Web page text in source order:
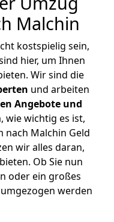
Malchin
kostspielig sein,
hier, um Ihnen
Wir sind die
und arbeiten
Angebote und
wie wichtig es ist,
nach Malchin Geld
wir alles daran,
Ob Sie nun
oder ein großes
werden